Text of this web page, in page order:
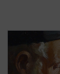
Imagínate
atrás, a Galilea,
que Jesús
Montaña.